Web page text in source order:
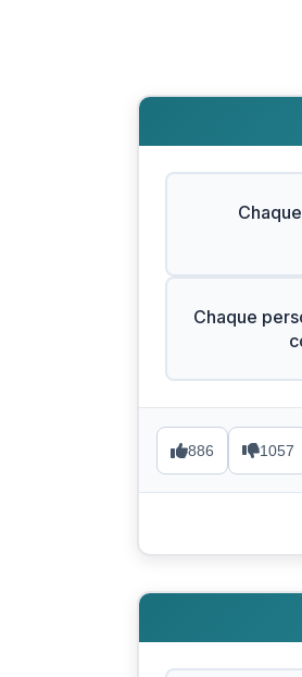
Chaque
886 1057